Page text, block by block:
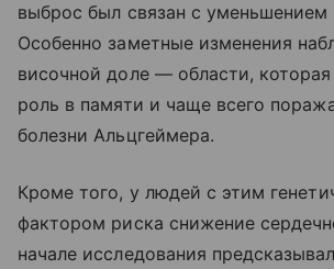
выброс был связан с уменьшением
Особенно заметные изменения
височной доле — области,
роль в памяти и чаще всего
болезни Альцгеймера.
Кроме того, у людей с этим
фактором риска снижение
начале исследования